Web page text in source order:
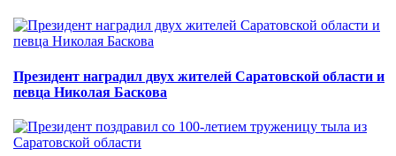
Президент наградил двух жителей Саратовской области и
певца Николая Баскова